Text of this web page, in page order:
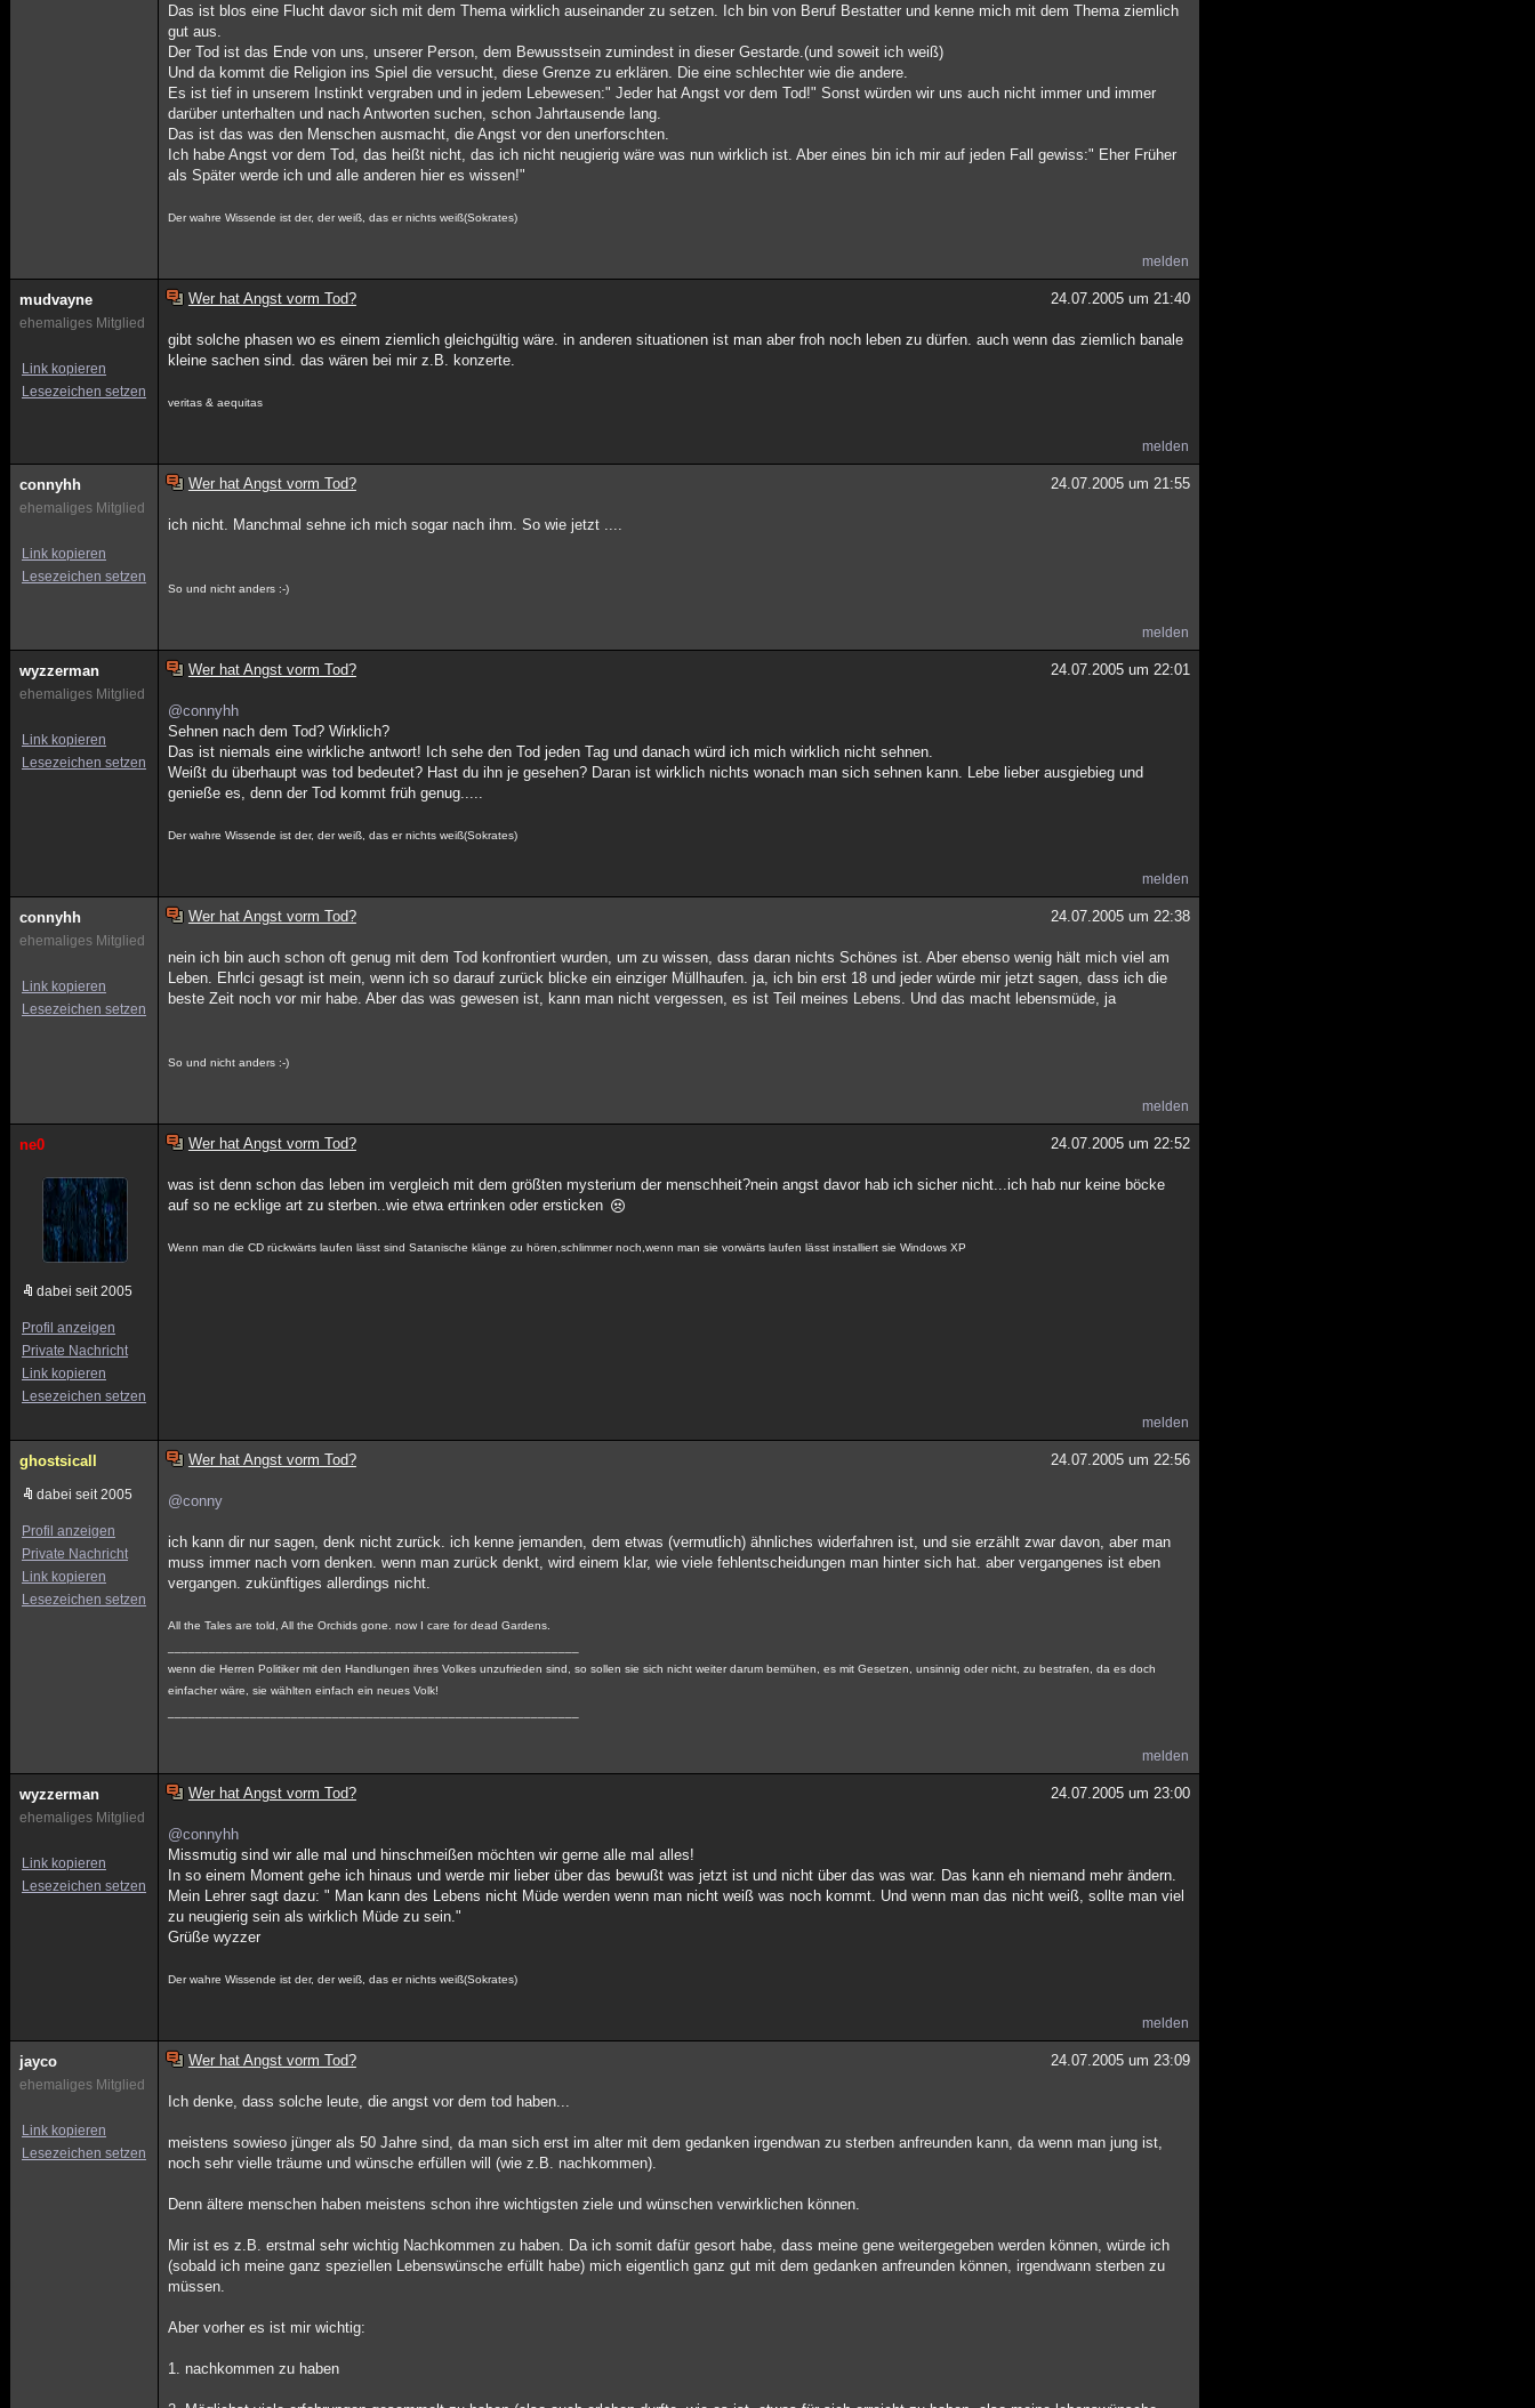
Das ist blos eine Flucht davor sich mit dem Thema wirklich auseinander zu setzen. Ich bin von Beruf Bestatter und kenne mich mit dem Thema ziemlich
gut aus.
Der Tod ist das Ende von uns, unserer Person, dem Bewusstsein zumindest in dieser Gestarde.(und soweit ich weiß)
Und da kommt die Religion ins Spiel die versucht, diese Grenze zu erklären. Die eine schlechter wie die andere.
Es ist tief in unserem Instinkt vergraben und in jedem Lebewesen:" Jeder hat Angst vor dem Tod!" Sonst würden wir uns auch nicht immer und immer
darüber unterhalten und nach Antworten suchen, schon Jahrtausende lang.
Das ist das was den Menschen ausmacht, die Angst vor den unerforschten.
Ich habe Angst vor dem Tod, das heißt nicht, das ich nicht neugierig wäre was nun wirklich ist. Aber eines bin ich mir auf jeden Fall gewiss:" Eher Früher
als Später werde ich und alle anderen hier es wissen!"
Der wahre Wissende ist der, der weiß, das er nichts weiß(Sokrates)
melden
mudvayne
ehemaliges Mitglied
Link kopieren
Lesezeichen setzen
Wer hat Angst vorm Tod? 24.07.2005 um 21:40
gibt solche phasen wo es einem ziemlich gleichgültig wäre. in anderen situationen ist man aber froh noch leben zu dürfen. auch wenn das ziemlich banale
kleine sachen sind. das wären bei mir z.B. konzerte.
veritas & aequitas
melden
connyhh
ehemaliges Mitglied
Link kopieren
Lesezeichen setzen
Wer hat Angst vorm Tod? 24.07.2005 um 21:55
ich nicht. Manchmal sehne ich mich sogar nach ihm. So wie jetzt ....
So und nicht anders :-)
melden
wyzzerman
ehemaliges Mitglied
Link kopieren
Lesezeichen setzen
Wer hat Angst vorm Tod? 24.07.2005 um 22:01
@connyhh
Sehnen nach dem Tod? Wirklich?
Das ist niemals eine wirkliche antwort! Ich sehe den Tod jeden Tag und danach würd ich mich wirklich nicht sehnen.
Weißt du überhaupt was tod bedeutet? Hast du ihn je gesehen? Daran ist wirklich nichts wonach man sich sehnen kann. Lebe lieber ausgiebieg und
genieße es, denn der Tod kommt früh genug.....
Der wahre Wissende ist der, der weiß, das er nichts weiß(Sokrates)
melden
connyhh
ehemaliges Mitglied
Link kopieren
Lesezeichen setzen
Wer hat Angst vorm Tod? 24.07.2005 um 22:38
nein ich bin auch schon oft genug mit dem Tod konfrontiert wurden, um zu wissen, dass daran nichts Schönes ist. Aber ebenso wenig hält mich viel am
Leben. Ehrlci gesagt ist mein, wenn ich so darauf zurück blicke ein einziger Müllhaufen. ja, ich bin erst 18 und jeder würde mir jetzt sagen, dass ich die
beste Zeit noch vor mir habe. Aber das was gewesen ist, kann man nicht vergessen, es ist Teil meines Lebens. Und das macht lebensmüde, ja
So und nicht anders :-)
melden
ne0
dabei seit 2005
Profil anzeigen
Private Nachricht
Link kopieren
Lesezeichen setzen
Wer hat Angst vorm Tod? 24.07.2005 um 22:52
was ist denn schon das leben im vergleich mit dem größten mysterium der menschheit?nein angst davor hab ich sicher nicht...ich hab nur keine böcke
auf so ne ecklige art zu sterben..wie etwa ertrinken oder ersticken
Wenn man die CD rückwärts laufen lässt sind Satanische klänge zu hören,schlimmer noch,wenn man sie vorwärts laufen lässt installiert sie Windows XP
melden
ghostsicall
dabei seit 2005
Profil anzeigen
Private Nachricht
Link kopieren
Lesezeichen setzen
Wer hat Angst vorm Tod? 24.07.2005 um 22:56
@conny
ich kann dir nur sagen, denk nicht zurück. ich kenne jemanden, dem etwas (vermutlich) ähnliches widerfahren ist, und sie erzählt zwar davon, aber man
muss immer nach vorn denken. wenn man zurück denkt, wird einem klar, wie viele fehlentscheidungen man hinter sich hat. aber vergangenes ist eben
vergangen. zukünftiges allerdings nicht.
All the Tales are told, All the Orchids gone. now I care for dead Gardens.
wenn die Herren Politiker mit den Handlungen ihres Volkes unzufrieden sind, so sollen sie sich nicht weiter darum bemühen, es mit Gesetzen, unsinnig oder nicht, zu bestrafen, da es doch
einfacher wäre, sie wählten einfach ein neues Volk!
melden
wyzzerman
ehemaliges Mitglied
Link kopieren
Lesezeichen setzen
Wer hat Angst vorm Tod? 24.07.2005 um 23:00
@connyhh
Missmutig sind wir alle mal und hinschmeißen möchten wir gerne alle mal alles!
In so einem Moment gehe ich hinaus und werde mir lieber über das bewußt was jetzt ist und nicht über das was war. Das kann eh niemand mehr ändern.
Mein Lehrer sagt dazu: " Man kann des Lebens nicht Müde werden wenn man nicht weiß was noch kommt. Und wenn man das nicht weiß, sollte man viel
zu neugierig sein als wirklich Müde zu sein."
Grüße wyzzer
Der wahre Wissende ist der, der weiß, das er nichts weiß(Sokrates)
melden
jayco
ehemaliges Mitglied
Link kopieren
Lesezeichen setzen
Wer hat Angst vorm Tod? 24.07.2005 um 23:09
Ich denke, dass solche leute, die angst vor dem tod haben...
meistens sowieso jünger als 50 Jahre sind, da man sich erst im alter mit dem gedanken irgendwan zu sterben anfreunden kann, da wenn man jung ist,
noch sehr vielle träume und wünsche erfüllen will (wie z.B. nachkommen).
Denn ältere menschen haben meistens schon ihre wichtigsten ziele und wünschen verwirklichen können.
Mir ist es z.B. erstmal sehr wichtig Nachkommen zu haben. Da ich somit dafür gesort habe, dass meine gene weitergegeben werden können, würde ich
(sobald ich meine ganz speziellen Lebenswünsche erfüllt habe) mich eigentlich ganz gut mit dem gedanken anfreunden können, irgendwann sterben zu
müssen.
Aber vorher es ist mir wichtig:
1. nachkommen zu haben